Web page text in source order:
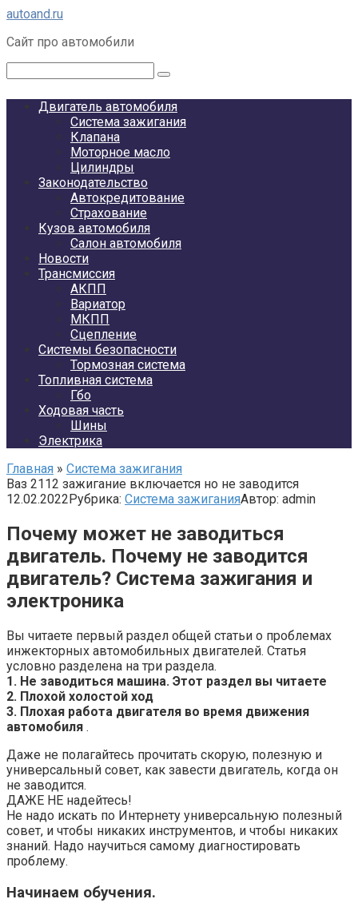
Перейти
контенту
autoand.ru
Сайт про автомобили
Двигатель автомобиля
Система зажигания
Клапана
Моторное масло
Цилиндры
Законодательство
Автокредитование
Страхование
Кузов автомобиля
Салон автомобиля
Новости
Трансмиссия
АКПП
Вариатор
МКПП
Сцепление
Системы безопасности
Тормозная система
Топливная система
Гбо
Ходовая часть
Шины
Электрика
Главная » Система зажигания
Ваз 2112 зажигание включается но не заводится
12.02.2022Рубрика: Система зажиганияАвтор: admin
Почему может не заводиться
двигатель. Почему не заводится
двигатель? Система зажигания и
электроника
Вы читаете первый раздел общей статьи о проблемах
инжекторных автомобильных двигателей. Статья
условно разделена на три раздела.
1. Не заводиться машина. Этот раздел вы читаете
2. Плохой холостой ход
3. Плохая работа двигателя во время движения
автомобиля .
Даже не полагайтесь прочитать скорую, полезную и
универсальный совет, как завести двигатель, когда он
не заводится.
ДАЖЕ НЕ надейтесь!
Не надо искать по Интернету универсальную полезный
совет, и чтобы никаких инструментов, и чтобы никаких
знаний. Надо научиться самому диагностировать
проблему.
Начинаем обучения.